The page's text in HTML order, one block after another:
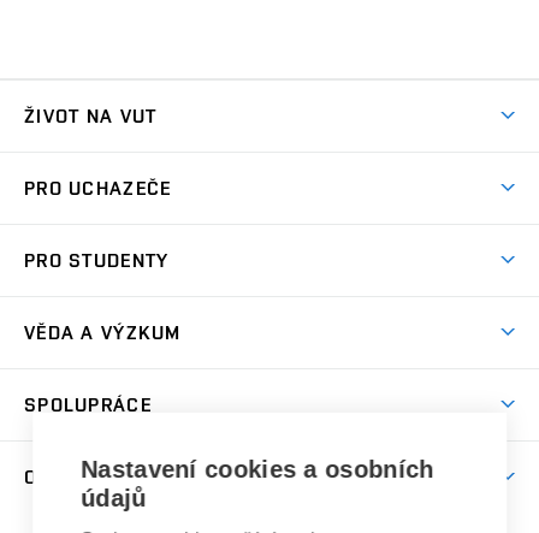
ŽIVOT NA VUT
Koleje
Sport na VUT
Brno
PRO UCHAZEČE
Dny otevřených dveří
Celoživotní vzdělávání
E-přihláška
PRO STUDENTY
Harmonogram akademického roku
Závěrečné práce
Doktorské studium
Zpracování osobních údajů studentů
Sociální bezpečí
Studium bez bariér
Podpora podnikání
VĚDA A VÝZKUM
Mezinárodní vědecká rada
Systém zajišťování kvality výzkumu
SPOLUPRÁCE
Zahraniční spolupráce
O UNIVERZITĚ
Profil univerzity
Nastavení cookies a osobních
údajů